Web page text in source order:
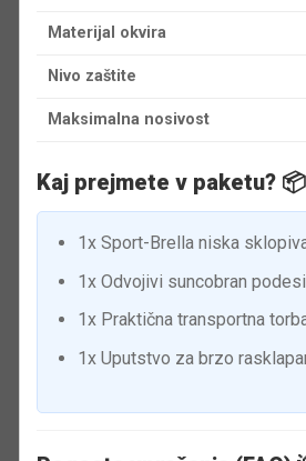
Materijal okvira
Nivo zaštite
Maksimalna nosivost
Kaj prejmete v paketu? 📦
1x Sport-Brella niska
1x Odvojivi suncobran
1x Praktična transportna
1x Uputstvo za brzo